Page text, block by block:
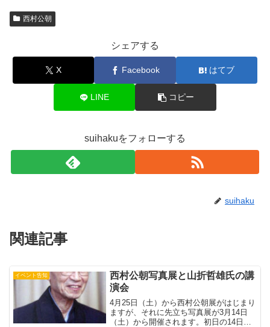
西村公朝
シェアする
X Facebook はてブ
LINE コピー
suihakuをフォローする
suihaku
関連記事
イベント告知
西村公朝写真展と山折哲雄氏の講
演会
4月25日（土）から西村公朝展がはじまり
ますが、それに先立ち写真展が3月14日
（土）から開催されます。初日の14日に